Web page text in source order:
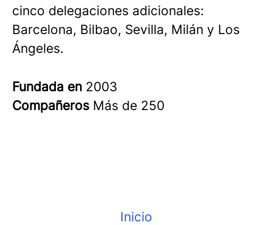
cinco delegaciones adicionales:
Barcelona, Bilbao, Sevilla, Milán y Los
Ángeles.
Fundada en 2003
Compañeros Más de 250
Inicio